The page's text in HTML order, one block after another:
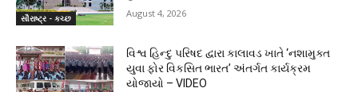
સૌરાષ્ટ્ર - કચ્છ August 4, 2026
વિશ્વ હિન્દુ પરિષદ દ્વારા કાલાવડ ખાતે ‘નશામુક્ત
યુવા ફોર વિકસિત ભારત’ અંતર્ગત કાર્યક્રમ
યોજાયો – VIDEO